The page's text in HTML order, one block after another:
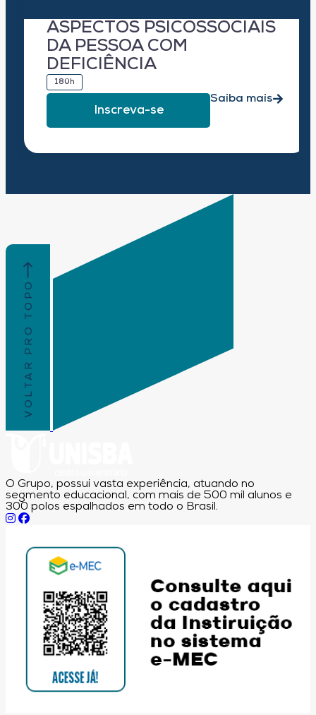
ASPECTOS PSICOSSOCIAIS
DA PESSOA COM
DEFICIÊNCIA
180h
Inscreva-se
Saiba mais
VOLTAR PRO TOPO
O Grupo, possui vasta experiência, atuando no
segmento educacional, com mais de 500 mil alunos e
300 polos espalhados em todo o Brasil.